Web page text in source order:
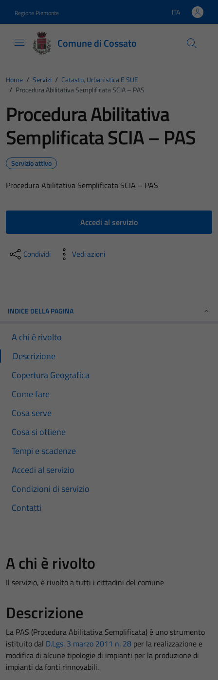
Regione Piemonte Lingua attiva:
ITA
Comune di Cossato
Home / Servizi / Catasto, Urbanistica E SUE
/ Procedura Abilitativa Semplificata SCIA – PAS
Procedura Abilitativa
Semplificata SCIA – PAS
Servizio attivo
Procedura Abilitativa Semplificata SCIA – PAS
Accedi al servizio
Condividi Vedi azioni
INDICE DELLA PAGINA
A chi è rivolto
Descrizione
Copertura Geografica
Come fare
Cosa serve
Cosa si ottiene
Tempi e scadenze
Accedi al servizio
Condizioni di servizio
Contatti
A chi è rivolto
Il servizio, è rivolto a tutti i cittadini del comune
Descrizione
La PAS (Procedura Abilitativa Semplificata) è uno strumento
istituito dal D.Lgs. 3 marzo 2011 n. 28 per la realizzazione e
modifica di alcune tipologie di impianti per la produzione di
impianti da fonti rinnovabili.